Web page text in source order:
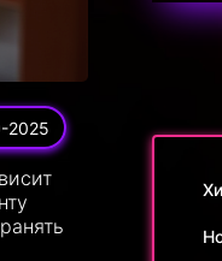
2025